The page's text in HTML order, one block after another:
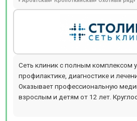
Сеть клиник с полным комплексом
профилактике, диагностике и
Оказывает профессиональную
взрослым и детям от 12 лет.
МРТ и КТ-обследования.